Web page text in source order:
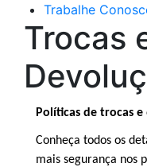
Trabalhe
Trocas
Políticas de trocas
Conheça todos os
mais segurança nos